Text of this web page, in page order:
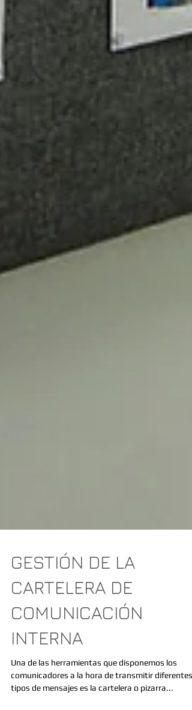
GESTIÓN DE LA
CARTELERA DE
COMUNICACIÓN
INTERNA
Una de las herramientas que disponemos los